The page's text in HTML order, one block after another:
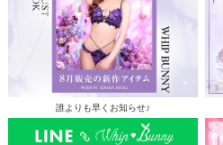
誰よりも早くお知らせ♪